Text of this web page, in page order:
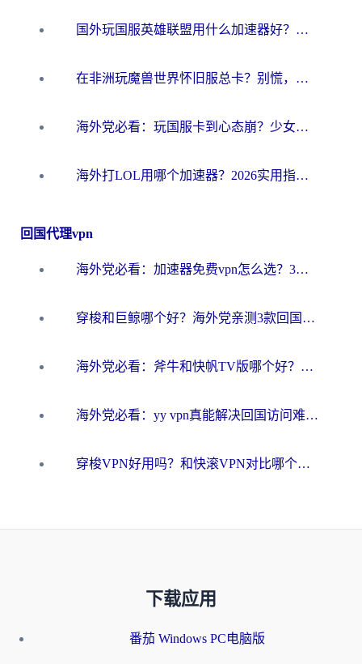
国外玩国服英雄联盟用什么加速器好？海外党亲测有效的国服游戏加速指南
在非洲玩魔兽世界怀旧服总卡？别慌，这份指南帮你丝滑开荒
海外党必看：玩国服卡到心态崩？少女前线云图计划加速器免费推荐+碧蓝航线足球世界流畅攻略
海外打LOL用哪个加速器？2026实用指南：从延迟到设备适配，一篇解决你的国服游戏痛点
回国代理vpn
海外党必看：加速器免费vpn怎么选？3步教你无缝访问国内资源
穿梭和巨鲸哪个好？海外党亲测3款回国加速器，教你避开90%的坑
海外党必看：斧牛和快帆TV版哪个好？3分钟选对回国加速器，无缝刷B站、追热剧
海外党必看：yy vpn真能解决回国访问难题？附云极initap测评+免费方案对比
穿梭VPN好用吗？和快滚VPN对比哪个回国效果更好？海外党选回国加速器必看指南
下载应用
番茄 Windows PC电脑版